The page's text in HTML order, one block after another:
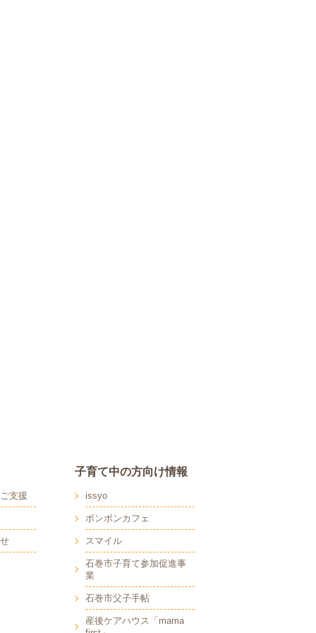
支援
子育て中の方向け情報
issyo
ボンボンカフェ
スマイル
石巻市子育て参加促進事
業
石巻市父子手帖
産後ケアハウス「mama